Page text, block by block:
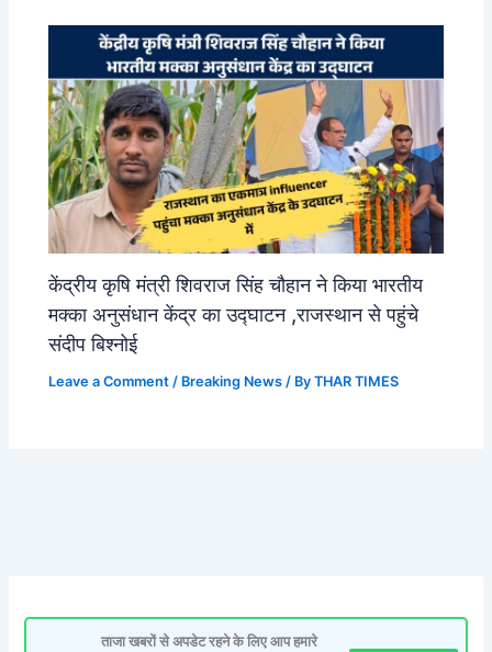
केंद्रीय कृषि मंत्री शिवराज सिंह चौहान ने किया भारतीय
मक्का अनुसंधान केंद्र का उद्घाटन ,राजस्थान से पहुंचे
संदीप बिश्नोई
Leave a Comment / Breaking News / ByTHAR TIMES
ताजा खबरों से अपडेट रहने के लिए आप हमारे